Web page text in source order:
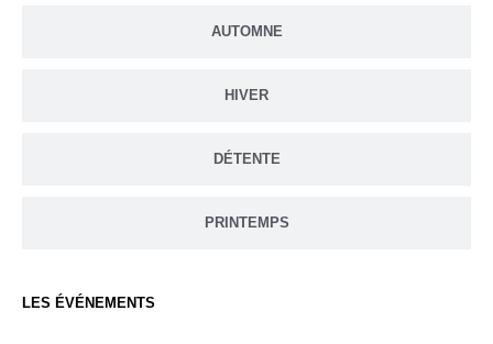
AUTOMNE
HIVER
DÉTENTE
PRINTEMPS
LES ÉVÉNEMENTS